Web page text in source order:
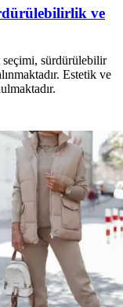
ve
seçimi, sürdürülebilir
Estetik ve